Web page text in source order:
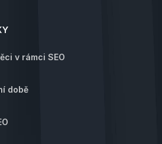
v rámci SEO
době